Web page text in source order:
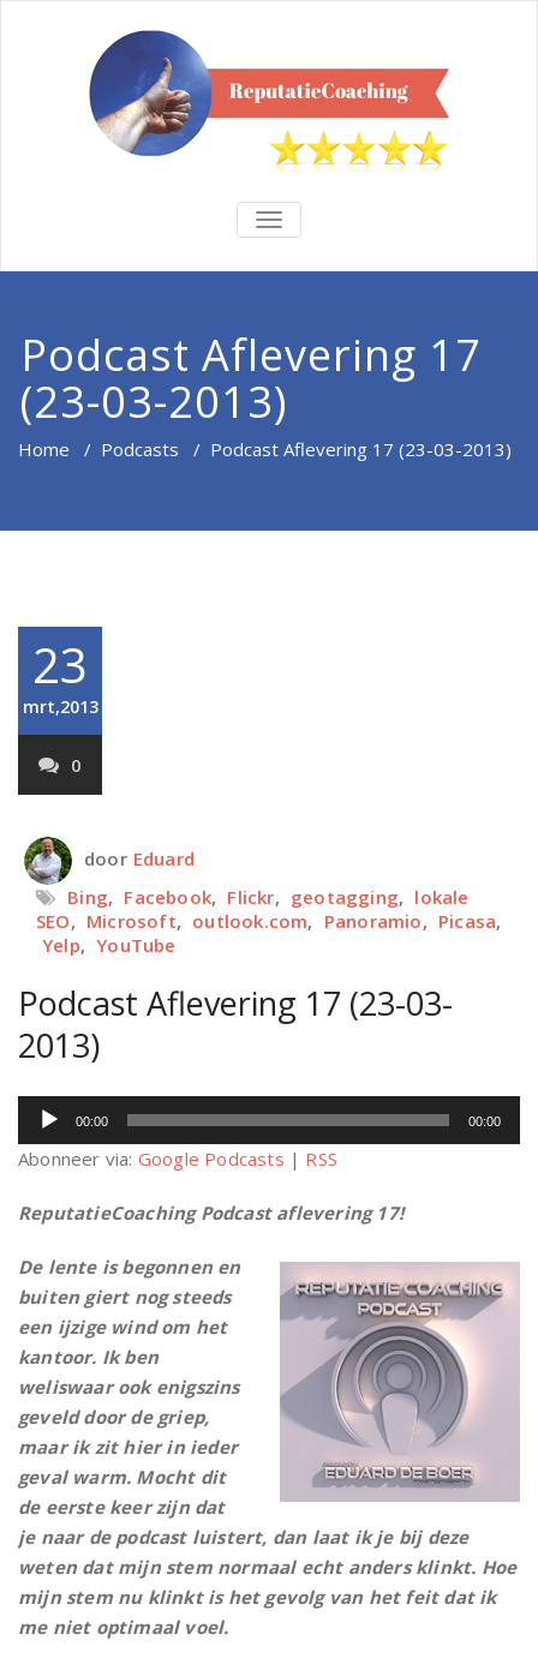
TOGGLE
Podcast Aflevering 17
(23-03-2013)
Home / Podcasts / Podcast Aflevering 17 (23-03-2013)
23
mrt,2013
0
door Eduard
Bing, Facebook, Flickr, geotagging, lokale
SEO, Microsoft, outlook.com, Panoramio, Picasa,
Yelp, YouTube
Podcast Aflevering 17 (23-03-
2013)
Audiospeler
00:00 00:00
Abonneer via: Google Podcasts | RSS
ReputatieCoaching Podcast aflevering 17!
De lente is begonnen en
buiten giert nog steeds
een ijzige wind om het
kantoor. Ik ben
weliswaar ook enigszins
geveld door de griep,
maar ik zit hier in ieder
geval warm. Mocht dit
de eerste keer zijn dat
je naar de podcast luistert, dan laat ik je bij deze
weten dat mijn stem normaal echt anders klinkt. Hoe
mijn stem nu klinkt is het gevolg van het feit dat ik
me niet optimaal voel.